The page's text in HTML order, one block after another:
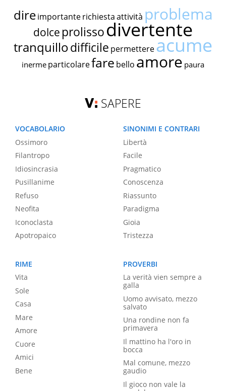
dire importante richiestaattività problema
dolce prolissodivertente
tranquillodifficile permettereacume
inerme particolarefare bello amore paura
SAPERE
VOCABOLARIO
Ossimoro
Filantropo
Idiosincrasia
Pusillanime
Refuso
Neofita
Iconoclasta
Apotropaico
SINONIMI E CONTRARI
Libertà
Facile
Pragmatico
Conoscenza
Riassunto
Paradigma
Gioia
Tristezza
RIME
Vita
Sole
Casa
Mare
Amore
Cuore
Amici
Bene
PROVERBI
La verità vien sempre a
galla
Uomo avvisato, mezzo
salvato
Una rondine non fa
primavera
Il mattino ha l'oro in
bocca
Mal comune, mezzo
gaudio
Il gioco non vale la